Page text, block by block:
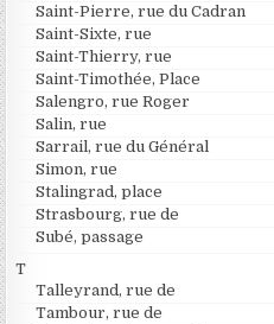
Saint-Pierre, rue du Cadran
Saint-Sixte, rue
Saint-Thierry, rue
Saint-Timothée, Place
Salengro, rue Roger
Salin, rue
Sarrail, rue du Général
Simon, rue
Stalingrad, place
Strasbourg, rue de
Subé, passage
T
Talleyrand, rue de
Tambour, rue de